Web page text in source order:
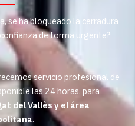
se ha bloqueado la cerradura
de forma urgente?
servicio profesional de
las 24 horas, para
del Vallès y el área
.